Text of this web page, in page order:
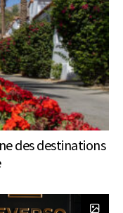
des destinations